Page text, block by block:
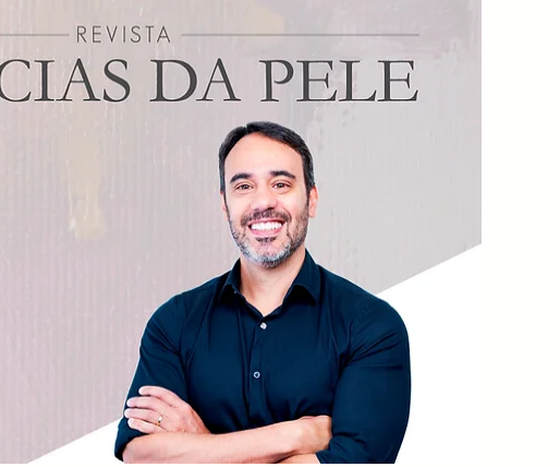
Ácido Hialurônico de
baixíssimo peso molecular